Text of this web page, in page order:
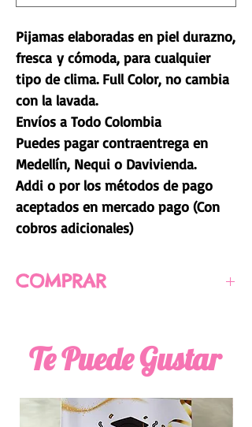
Pijamas elaboradas en piel durazno,
fresca y cómoda, para cualquier
tipo de clima. Full Color, no cambia
con la lavada.
Envíos a Todo Colombia
Puedes pagar contraentrega en
Medellín, Nequi o Davivienda.
Addi o por los métodos de pago
aceptados en mercado pago (Con
cobros adicionales)
COMPRAR
Te Puede Gustar